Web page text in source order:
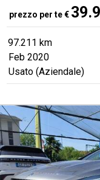
prezzo per te€
97.211 km
Feb 2020
Usato (Aziendale)